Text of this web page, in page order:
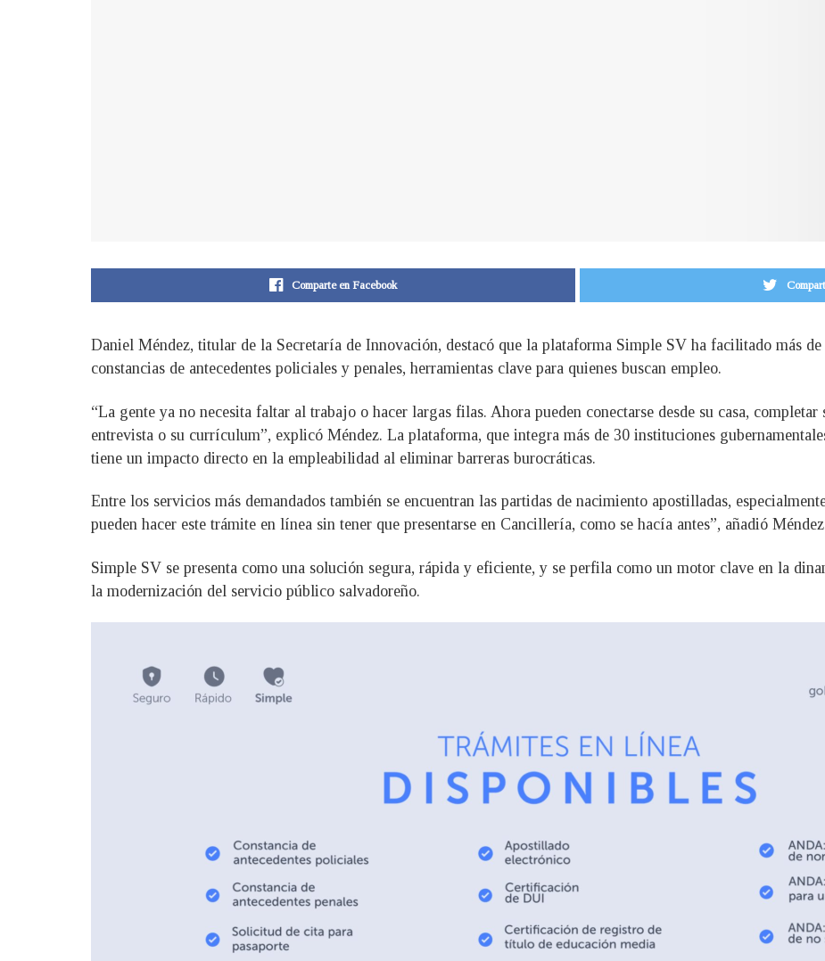
Comparte en Facebook
Daniel Méndez, titular de la Secretaría de Innovación, destacó que la plataforma Simple SV ha facilitado más
constancias de antecedentes policiales y penales, herramientas clave para quienes buscan empleo.
“La gente ya no necesita faltar al trabajo o hacer largas filas. Ahora pueden conectarse desde su casa,
entrevista o su currículum”, explicó Méndez. La plataforma, que integra más de 30 instituciones
tiene un impacto directo en la empleabilidad al eliminar barreras burocráticas.
Entre los servicios más demandados también se encuentran las partidas de nacimiento apostilladas,
pueden hacer este trámite en línea sin tener que presentarse en Cancillería, como se hacía antes”, añadió
Simple SV se presenta como una solución segura, rápida y eficiente, y se perfila como un motor clave en la
la modernización del servicio público salvadoreño.